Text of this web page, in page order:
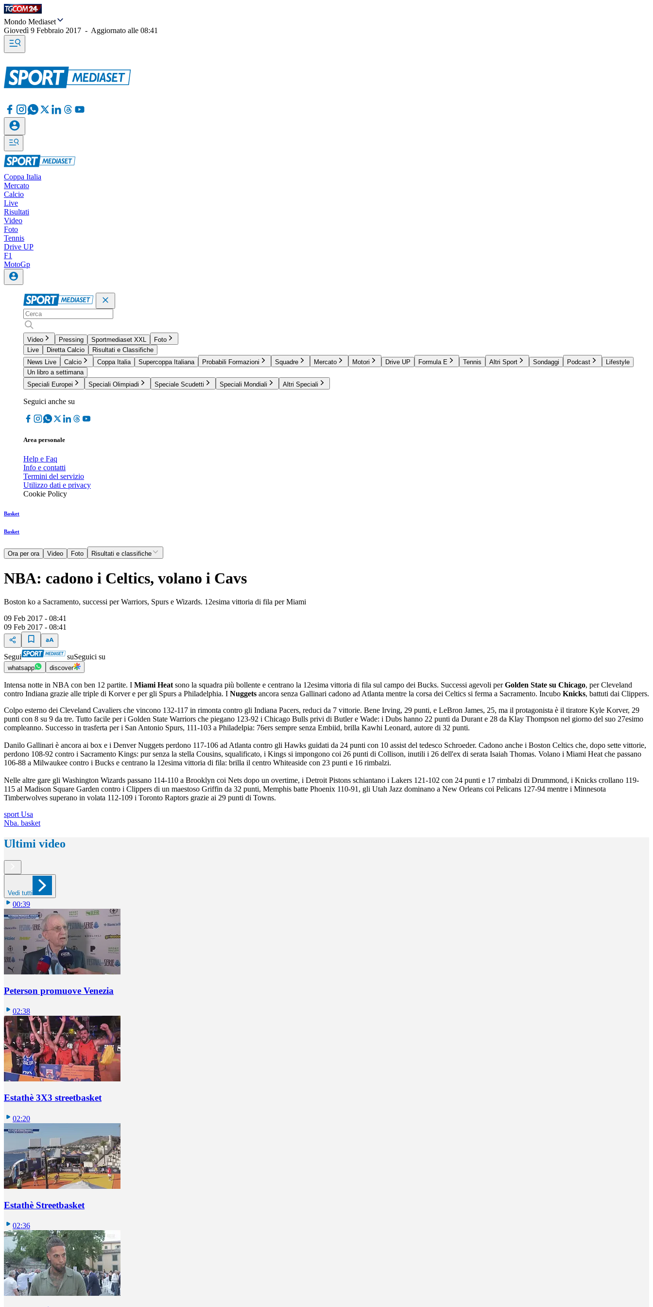
Mondo Mediaset
Giovedì 9 Febbraio 2017 - Aggiornato alle 08:41
Coppa Italia
Mercato
Calcio
Live
Risultati
Video
Foto
Tennis
Drive UP
F1
MotoGp
Video Pressing Sportmediaset XXL
Foto
Live
Diretta Calcio
Risultati e Classifiche
News Live
Calcio Coppa Italia Supercoppa Italiana Probabili Formazioni Squadre Mercato Motori Drive UP Formula E Tennis Altri Sport Sondaggi Podcast
Lifestyle
Un libro a settimana
Speciali Europei
Speciali Olimpiadi Speciale Scudetti Speciali Mondiali Altri Speciali
Seguici anche su
Area personale
Help e Faq
Info e contatti
Termini del servizio
Utilizzo dati e privacy
Cookie Policy
Basket
Basket
Ora per ora Video Foto Risultati e classifiche
NBA: cadono i Celtics, volano i Cavs
Boston ko a Sacramento, successi per Warriors, Spurs e Wizards. 12esima vittoria di fila per Miami
09 Feb 2017 - 08:41
09 Feb 2017 - 08:41
Segui suSeguici su
whatsapp discover
Intensa notte in NBA con ben 12 partite. I Miami Heat sono la squadra più bollente e centrano la 12esima vittoria di fila sul campo dei Bucks. Successi agevoli perGolden State su Chicago, per Cleveland
contro Indiana grazie alle triple di Korver e per gli Spurs a Philadelphia. I Nuggets ancora senza Gallinari cadono ad Atlanta mentre la corsa dei Celtics si ferma a Sacramento. Incubo Knicks, battuti dai Clippers.
Colpo esterno dei Cleveland Cavaliers che vincono 132-117 in rimonta contro gli Indiana Pacers, reduci da 7 vittorie. Bene Irving, 29 punti, e LeBron James, 25, ma il protagonista è il tiratore Kyle Korver, 29
punti con 8 su 9 da tre. Tutto facile per i Golden State Warriors che piegano 123-92 i Chicago Bulls privi di Butler e Wade: i Dubs hanno 22 punti da Durant e 28 da Klay Thompson nel giorno del suo 27esimo
compleanno. Successo in trasferta per i San Antonio Spurs, 111-103 a Philadelpia: 76ers sempre senza Embiid, brilla Kawhi Leonard, autore di 32 punti.
Danilo Gallinari è ancora ai box e i Denver Nuggets perdono 117-106 ad Atlanta contro gli Hawks guidati da 24 punti con 10 assist del tedesco Schroeder. Cadono anche i Boston Celtics che, dopo sette vittorie,
perdono 108-92 contro i Sacramento Kings: pur senza la stella Cousins, squalificato, i Kings si impongono coi 26 punti di Collison, inutili i 26 dell'ex di serata Isaiah Thomas. Volano i Miami Heat che passano
106-88 a Milwaukee contro i Bucks e centrano la 12esima vittoria di fila: brilla il centro Whiteaside con 23 punti e 16 rimbalzi.
Nelle altre gare gli Washington Wizards passano 114-110 a Brooklyn coi Nets dopo un overtime, i Detroit Pistons schiantano i Lakers 121-102 con 24 punti e 17 rimbalzi di Drummond, i Knicks crollano 119-
115 al Madison Square Garden contro i Clippers di un maestoso Griffin da 32 punti, Memphis batte Phoenix 110-91, gli Utah Jazz dominano a New Orleans coi Pelicans 127-94 mentre i Minnesota
Timberwolves superano in volata 112-109 i Toronto Raptors grazie ai 29 punti di Towns.
sport Usa
Nba. basket
Ultimi video
Vedi tutti
00:39
Peterson promuove Venezia
02:38
Estathè 3X3 streetbasket
02:20
Estathè Streetbasket
02:36